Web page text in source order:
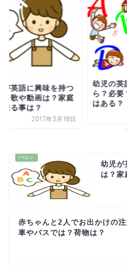
が英語に興味を持つ
？歌や動画は？家庭
来る事は？
2017年3月18日
幼児の英
ら？必要
はある？
幼児が
は？家
赤ちゃんと2人でお出かけの
車やバスでは？荷物は？